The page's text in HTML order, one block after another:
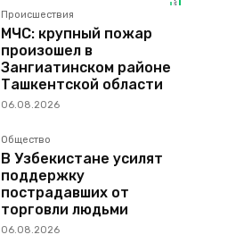
Происшествия
МЧС: крупный пожар
произошел в
Зангиатинском районе
Ташкентской области
06.08.2026
Общество
В Узбекистане усилят
поддержку
пострадавших от
торговли людьми
06.08.2026